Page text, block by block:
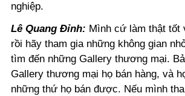
nghiệp.
Lê Quang Đỉnh: Mình cứ làm thật tốt
rồi hãy tham gia những không gian
tìm đến những Gallery thương mại.
Gallery thương mại họ bán hàng, và
những thứ họ bán được. Nếu mình